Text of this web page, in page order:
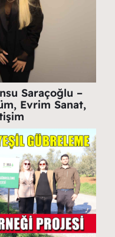
Saraçoğlu –
Evrim Sanat,